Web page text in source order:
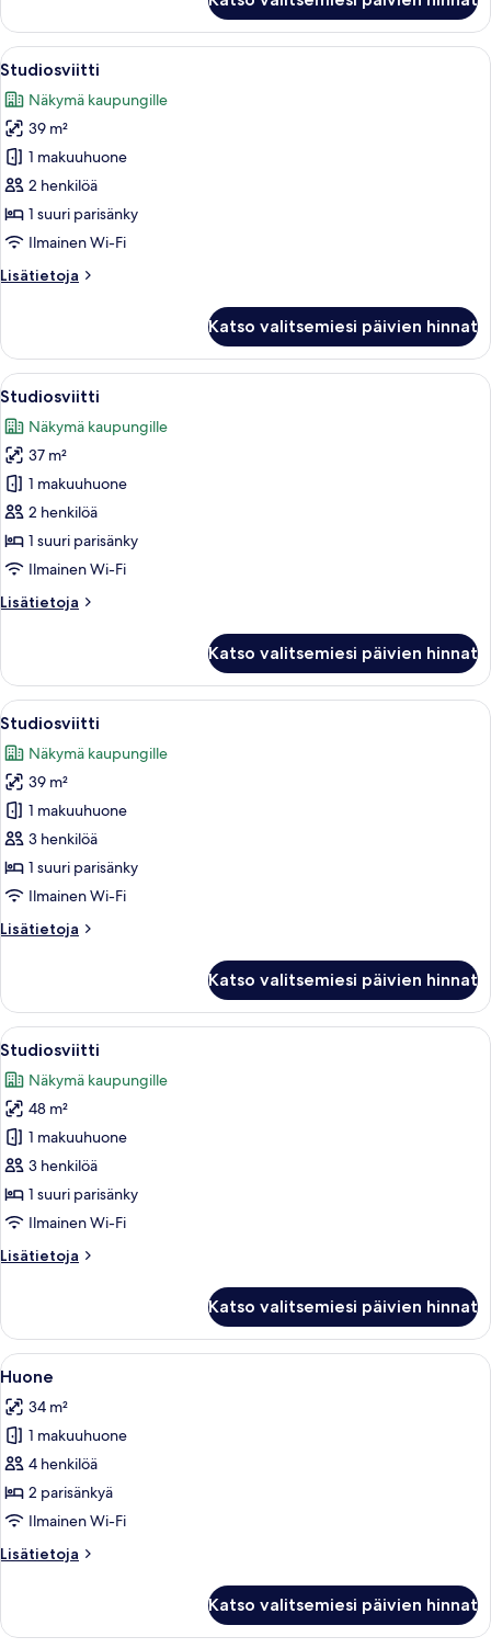
suuri
parisänky,
piha-
Avaa
kaikki
huonetyypin
Studiosviitti
kuvat
Studiosviitti | Minibaari, tallelokero
2
Studiosviitti
Näkymä kaupungille
39 m²
1 makuuhuone
2 henkilöä
1 suuri parisänky
Ilmainen Wi-Fi
Lisätietoja
Lisätietoja
Katso valitsemiesi päivien hinnat
Avaa
kaikki
huonetyypin
Studiosviitti
kuvat
Studiosviitti | Minibaari, tallelokero
1
Studiosviitti
Näkymä kaupungille
37 m²
1 makuuhuone
2 henkilöä
1 suuri parisänky
Ilmainen Wi-Fi
Lisätietoja
Lisätietoja
Katso valitsemiesi päivien hinnat
Avaa
kaikki
huonetyypin
Studiosviitti
kuvat
Studiosviitti | Minibaari, tallelokero
1
Studiosviitti
Näkymä kaupungille
39 m²
1 makuuhuone
3 henkilöä
1 suuri parisänky
Ilmainen Wi-Fi
Lisätietoja
Lisätietoja
Katso valitsemiesi päivien hinnat
Avaa
kaikki
huonetyypin
Studiosviitti
kuvat
Studiosviitti | Minibaari, tallelokero
4
Studiosviitti
Näkymä kaupungille
48 m²
1 makuuhuone
3 henkilöä
1 suuri parisänky
Ilmainen Wi-Fi
Lisätietoja
Lisätietoja
Katso valitsemiesi päivien hinnat
Avaa
kaikki
huonetyypin
Huone
kuvat
Minibaari, tallelokero huoneessa,
2
Huone
34 m²
1 makuuhuone
4 henkilöä
2 parisänkyä
Ilmainen Wi-Fi
Lisätietoja
Lisätietoja
Katso valitsemiesi päivien hinnat